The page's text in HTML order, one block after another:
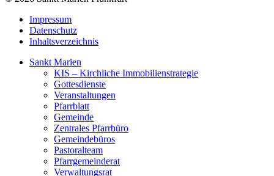
Impressum
Datenschutz
Inhaltsverzeichnis
Sankt Marien
KIS – Kirchliche Immobilienstrategie
Gottesdienste
Veranstaltungen
Pfarrblatt
Gemeinde
Zentrales Pfarrbüro
Gemeindebüros
Pastoralteam
Pfarrgemeinderat
Verwaltungsrat